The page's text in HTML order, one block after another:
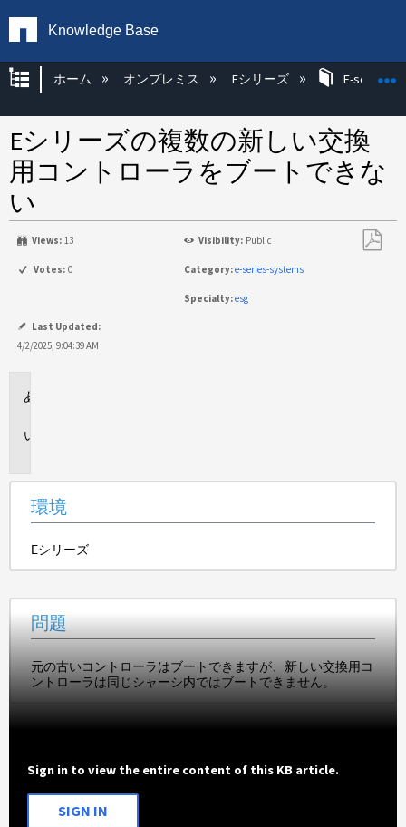
Knowledge Base
グローバル階層を展開/折りたたむ
ホーム オンプレミス Eシリーズ E-series
Eシリーズの複数の新しい交換
用コントローラをブートできな
い
Views: 13 Visibility: Public
Votes: 0 Category:e-series-systems
Specialty:esg
Last Updated:
4/2/2025, 9:04:39 AM
環境
Eシリーズ
問題
元の古いコントローラはブートできますが、新しい交換用コ
ントローラは同じシャーシ内ではブートできません。
Sign in to view the entire content of this KB article.
SIGN IN